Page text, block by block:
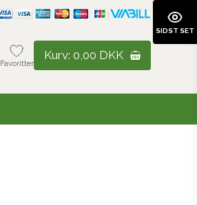
Favoritter
Kurv: 0,00 DKK
SIDST SET